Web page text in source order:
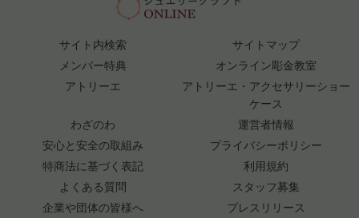
サイト内検索
サイトマップ
メンバー特典
オンライン彫金教室
アトリーエ
アトリーエ・アクセサリーショー
ケース
わざのわ
運営者情報
安心と安全の取組み
プライバシーポリシー
特商法に基づく表記
利用規約
よくある質問
スタッフ募集
企業や団体の皆様へ
プレスリリース